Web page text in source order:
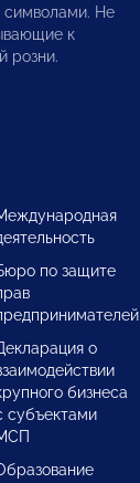
Не
к
розни.
по защите
о
бизнеса
субъектами